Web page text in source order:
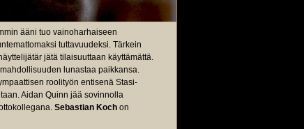
ääni tuo vainoharhaiseen
tuttavuudeksi. Tärkein
jätä tilaisuuttaan käyttämättä.
lunastaa paikkansa.
roolityön entisenä Stasi-
Aidan Quinn jää sovinnolla
Sebastian Koch on